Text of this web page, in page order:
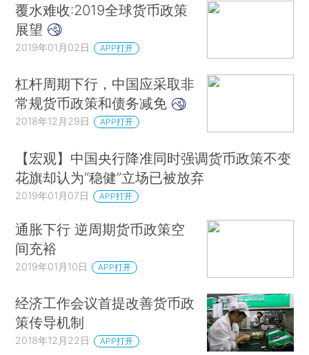
覆水难收:2019全球货币政策
展望
2019年01月02日 APP打开
杠杆周期下行，中国应采取非
常规货币政策和债务减免
2018年12月29日 APP打开
【宏观】中国央行降准同时强调货币政策不变
花旗却认为“稳健”立场已被放弃
2019年01月07日 APP打开
通胀下行 逆周期货币政策空
间充裕
2019年01月10日 APP打开
经济工作会议首提改善货币政
策传导机制
2018年12月22日 APP打开